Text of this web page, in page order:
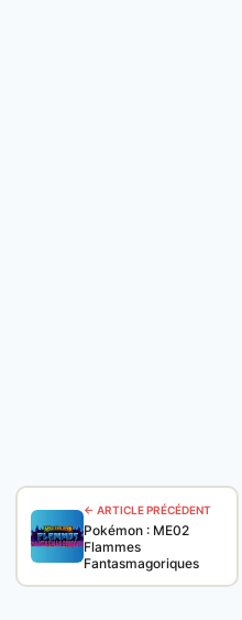
← ARTICLE PRÉCÉDENT
Pokémon : ME02
Flammes
Fantasmagoriques